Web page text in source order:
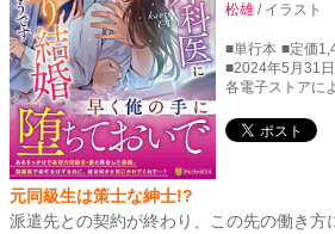
松雄 / イラスト
■単行本 ■定価
■2024年5月31
各電子ストアに
元同級生は策士な紳士!?
派遣先との契約が終わり、この先の働き方